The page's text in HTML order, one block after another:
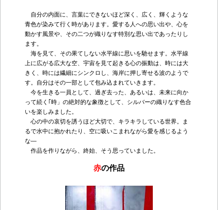
自分の内面に、言葉にできないほど深く、広く、輝くような
青色が染みて行く時があります。愛する人への思い出や、心を
動かす風景や、その二つが織りなす特別な思い出であったりし
ます。
海を見て、その果てしない水平線に思いを馳せます。水平線
上に広がる広大な空、宇宙を見て起きる心の振動は、時には大
きく、時には繊細にシンクロし、海岸に押し寄せる波のようで
す。自分はその一部として包み込まれていきます。
今を生きる一員として、過ぎ去った、あるいは、未来に向か
って続く｢時」の絶対的な象徴として、シルバーの織りなす色合
いを楽しみました。
心の中の哀切を誘うほど大切で、キラキラしている世界。ま
るで水中に抱かれたり、空に吸いこまれながら愛を感じるよう
な―
作品を作りながら、終始、そう思っていました。
赤の作品